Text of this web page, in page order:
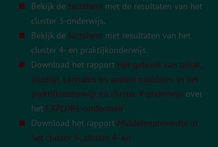
Bekijk de factsheet met de resultaten van het
cluster 3-onderwijs.
Bekijk de factsheet met resultaten van het
cluster 4- en praktijkonderwijs.
Download het rapport Het gebruik van tabak,
alcohol, cannabis en andere middelen in het
praktijkonderwijs en cluster 4-onderwijs over
het EXPLORE-onderzoek.
Download het rapport Middelenpreventie in
het cluster 3-, cluster 4- en